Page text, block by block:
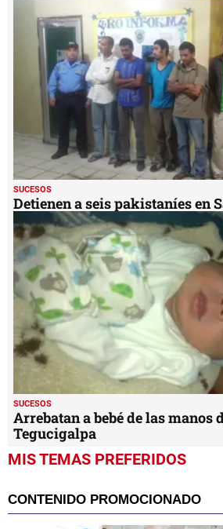
SUCESOS
Detienen a seis pakistaníes en
SUCESOS
Arrebatan a bebé de las manos
Tegucigalpa
MIS TEMAS PREFERIDOS